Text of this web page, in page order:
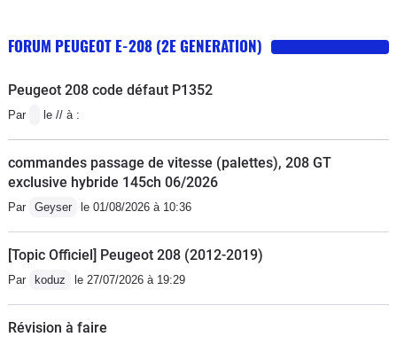
FORUM PEUGEOT E-208 (2E GENERATION)
Peugeot 208 code défaut P1352
Par le // à :
commandes passage de vitesse (palettes), 208 GT
exclusive hybride 145ch 06/2026
Par Geyser le 01/08/2026 à 10:36
[Topic Officiel] Peugeot 208 (2012-2019)
Par koduz le 27/07/2026 à 19:29
Révision à faire